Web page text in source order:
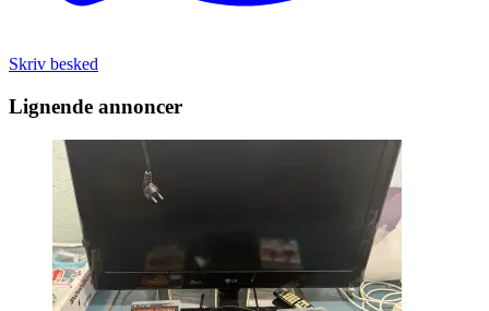
Skriv besked
Lignende annoncer